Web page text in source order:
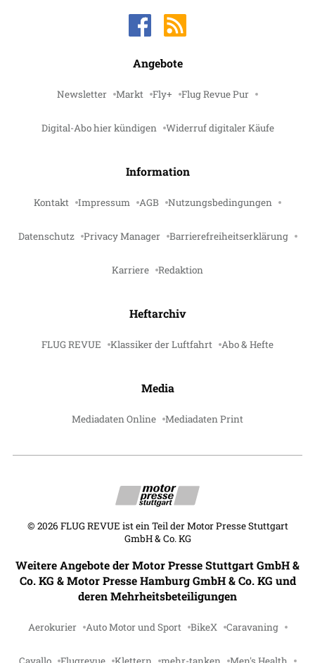
Angebote
Newsletter Markt Fly+ Flug Revue Pur
Digital-Abo hier kündigen Widerruf digitaler Käufe
Information
Kontakt Impressum AGB Nutzungsbedingungen
Datenschutz Privacy Manager Barrierefreiheitserklärung
Karriere Redaktion
Heftarchiv
FLUG REVUE Klassiker der Luftfahrt Abo & Hefte
Media
Mediadaten Online Mediadaten Print
© 2026 FLUG REVUE ist ein Teil der Motor Presse Stuttgart
GmbH & Co. KG
Weitere Angebote der Motor Presse Stuttgart GmbH &
Co. KG & Motor Presse Hamburg GmbH & Co. KG und
deren Mehrheitsbeteiligungen
Aerokurier Auto Motor und Sport BikeX Caravaning